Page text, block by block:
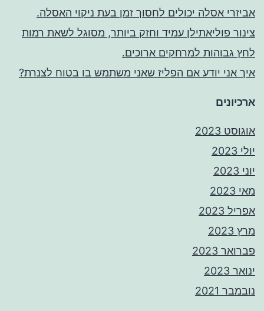
אביזרי אסלה יכולים לחסוך זמן בעת ניקוי האסלה.
צינור פוליאתילן עמיד וחזק ביותר, מסוגל לשאת רמות
לחץ גבוהות למרחקים ארוכים.
איך אני יודע אם הפליז שאני משתמש בו בטוח לצנרת?
ארכיונים
אוגוסט 2023
יולי 2023
יוני 2023
מאי 2023
אפריל 2023
מרץ 2023
פברואר 2023
ינואר 2023
נובמבר 2021